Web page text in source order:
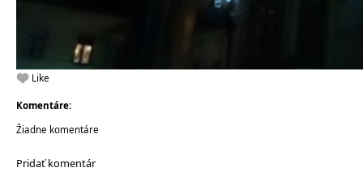
Like
Komentáre:
Žiadne komentáre
Pridať komentár